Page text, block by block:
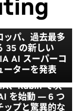
ッパ、過去最多
35 の新しい
AI スーパーコ
ーターを発表
、Rubin で次
を始動 — 6 つ
ップと驚異的な